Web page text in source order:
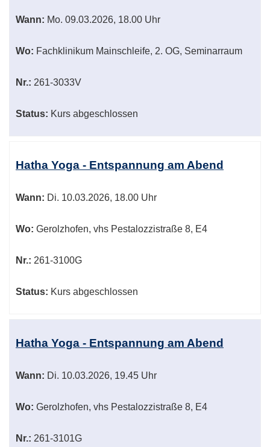
Wann: Mo. 09.03.2026, 18.00 Uhr
Wo: Fachklinikum Mainschleife, 2. OG, Seminarraum
Nr.: 261-3033V
Status: Kurs abgeschlossen
Hatha Yoga - Entspannung am Abend
Wann: Di. 10.03.2026, 18.00 Uhr
Wo: Gerolzhofen, vhs Pestalozzistraße 8, E4
Nr.: 261-3100G
Status: Kurs abgeschlossen
Hatha Yoga - Entspannung am Abend
Wann: Di. 10.03.2026, 19.45 Uhr
Wo: Gerolzhofen, vhs Pestalozzistraße 8, E4
Nr.: 261-3101G